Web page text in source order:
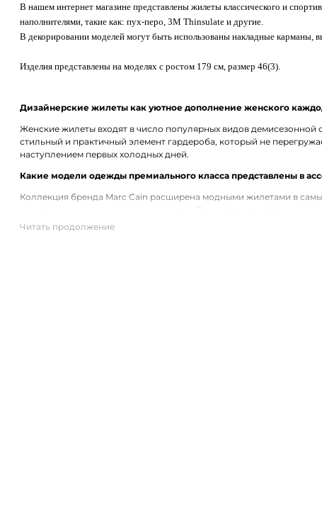
В нашем интернет магазине представлены жилеты классического и
наполнителями, такие как: пух-перо, 3M Thinsulate и другие.
В декорировании моделей могут быть использованы накладные карманы,
Изделия представлены на моделях с ростом 179 см, размер 46(3).
Дизайнерские жилеты как уютное дополнение женского
Женские жилеты входят в число популярных видов демисезонной
стильный и практичный элемент гардероба, который не
наступлением первых холодных дней.
Какие модели одежды премиального класса представлены в
Коллекция бренда Marc Cain расширена модными жилетами в
альтернативой для привычной верхней одежды.